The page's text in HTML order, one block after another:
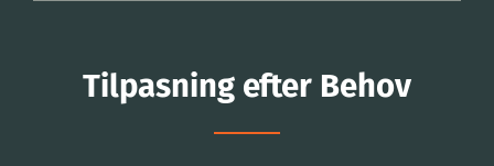
Tilpasning efter Behov